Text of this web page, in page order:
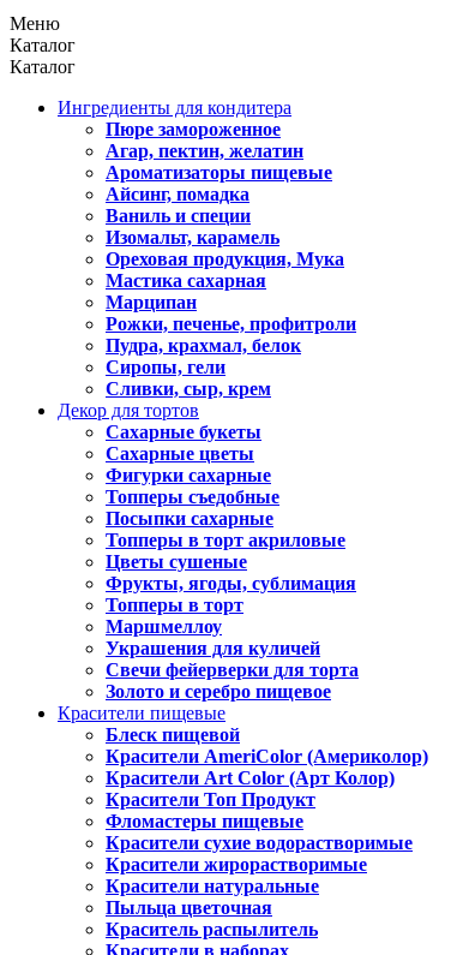
Меню
Каталог
Каталог
Ингредиенты для кондитера
Пюре замороженное
Агар, пектин, желатин
Ароматизаторы пищевые
Айсинг, помадка
Ваниль и специи
Изомальт, карамель
Ореховая продукция, Мука
Мастика сахарная
Марципан
Рожки, печенье, профитроли
Пудра, крахмал, белок
Сиропы, гели
Сливки, сыр, крем
Декор для тортов
Сахарные букеты
Сахарные цветы
Фигурки сахарные
Топперы съедобные
Посыпки сахарные
Топперы в торт акриловые
Цветы сушеные
Фрукты, ягоды, сублимация
Топперы в торт
Маршмеллоу
Украшения для куличей
Свечи фейерверки для торта
Золото и серебро пищевое
Красители пищевые
Блеск пищевой
Красители AmeriColor (Америколор)
Красители Art Color (Арт Колор)
Красители Топ Продукт
Фломастеры пищевые
Красители сухие водорастворимые
Красители жирорастворимые
Красители натуральные
Пыльца цветочная
Краситель распылитель
Красители в наборах